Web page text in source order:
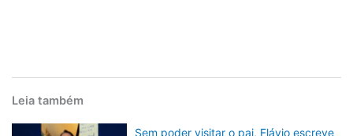
Leia também
Sem poder visitar o pai, Flávio escreve